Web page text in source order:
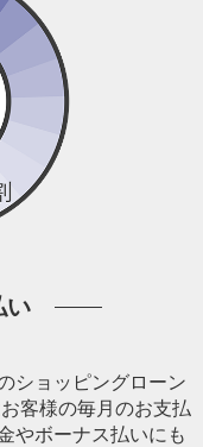
い
ショッピングローン
客様の毎月のお支払
やボーナス払いにも